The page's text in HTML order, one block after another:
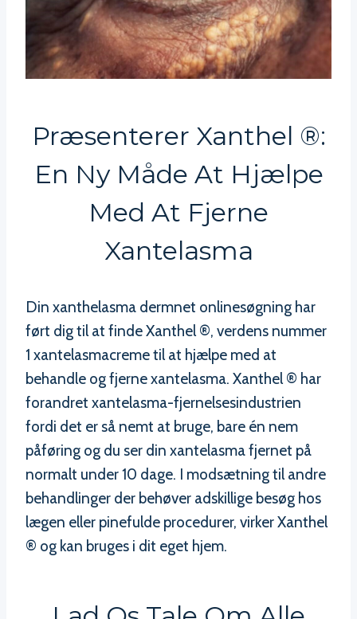
Præsenterer Xanthel ®:
En Ny Måde At Hjælpe
Med At Fjerne
Xantelasma
Din xanthelasma dermnet onlinesøgning har
ført dig til at finde Xanthel ®, verdens nummer
1 xantelasmacreme til at hjælpe med at
behandle og fjerne xantelasma. Xanthel ® har
forandret xantelasma-fjernelsesindustrien
fordi det er så nemt at bruge, bare én nem
påføring og du ser din xantelasma fjernet på
normalt under 10 dage. I modsætning til andre
behandlinger der behøver adskillige besøg hos
lægen eller pinefulde procedurer, virker Xanthel
® og kan bruges i dit eget hjem.